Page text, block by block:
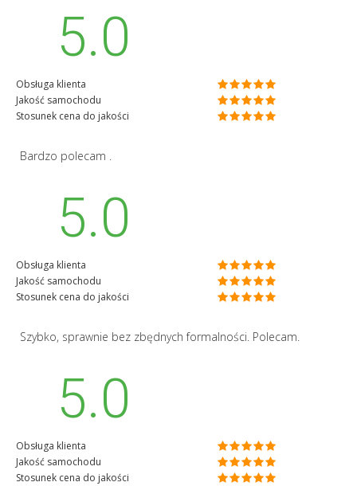
5.0
Obsługa klienta
Jakość samochodu
Stosunek cena do jakości
Bardzo polecam .
5.0
Obsługa klienta
Jakość samochodu
Stosunek cena do jakości
Szybko, sprawnie bez zbędnych formalności. Polecam.
5.0
Obsługa klienta
Jakość samochodu
Stosunek cena do jakości